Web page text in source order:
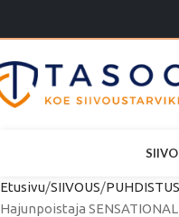
Etusivu SIIVOUS
Hajunpoistaja